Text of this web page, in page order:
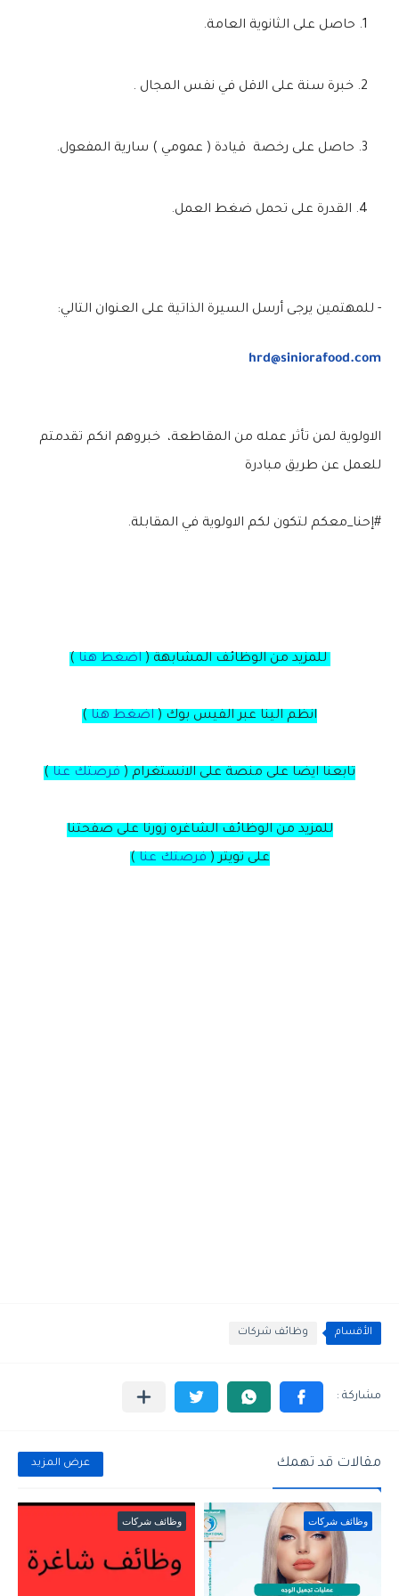
حاصل على الثانوية العامة.
خبرة سنة على الاقل في نفس المجال .
حاصل على رخصة قيادة ( عمومي ) سارية المفعول.
القدرة على تحمل ضغط العمل.
- للمهتمين يرجى أرسل السيرة الذاتية على العنوان التالي:
hrd@siniorafood.com
الاولوية لمن تأثر عمله من المقاطعة، خبروهم انكم تقدمتم
للعمل عن طريق مبادرة
#إحنا_معكم لتكون لكم الاولوية في المقابلة.
للمزيد من الوظائف المشابهة ( اضغط هنا )
انظم الينا عبر الفيس بوك ( اضغط هنا )
تابعنا ايضا على منصة على الانستغرام ( فرصتك عنا )
للمزيد من الوظائف الشاغره زورنا على صفحتنا
على تويتر( فرصتك عنا )
الأقسام وظائف شركات
مقالات قد تهمك عرض المزيد
وظائف شركات وظائف شركات